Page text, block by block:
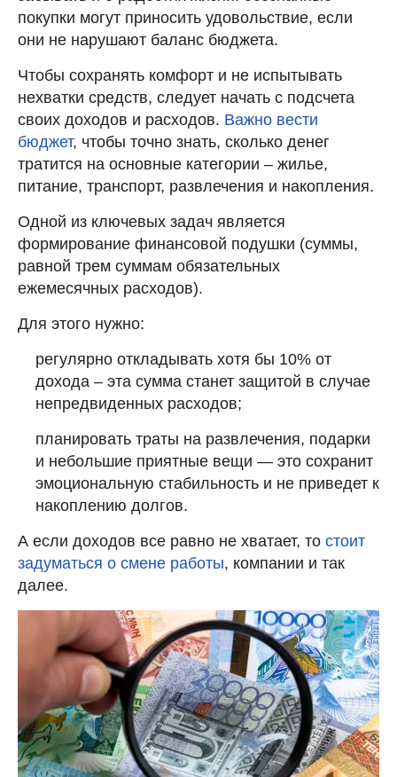
покупки могут приносить удовольствие, если
они не нарушают баланс бюджета.
Чтобы сохранять комфорт и не испытывать
нехватки средств, следует начать с подсчета
своих доходов и расходов. Важно вести
бюджет, чтобы точно знать, сколько денег
тратится на основные категории – жилье,
питание, транспорт, развлечения и накопления.
Одной из ключевых задач является
формирование финансовой подушки (суммы,
равной трем суммам обязательных
ежемесячных расходов).
Для этого нужно:
регулярно откладывать хотя бы 10% от
дохода – эта сумма станет защитой в случае
непредвиденных расходов;
планировать траты на развлечения, подарки
и небольшие приятные вещи — это сохранит
эмоциональную стабильность и не приведет к
накоплению долгов.
А если доходов все равно не хватает, то стоит
задуматься о смене работы, компании и так
далее.